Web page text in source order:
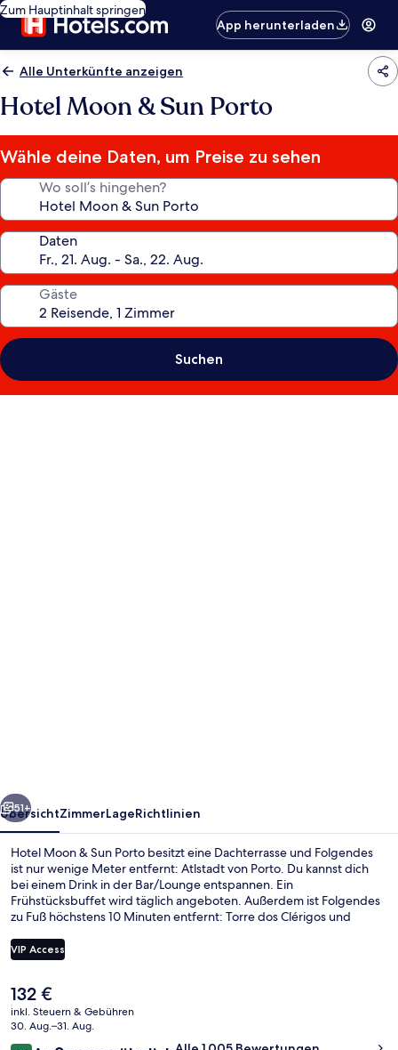
Zum Hauptinhalt springen
App herunterladen
Alle Unterkünfte anzeigen
Hotel Moon & Sun Porto
Wähle deine Daten, um Preise zu sehen
Wo soll’s hingehen?
Daten
Gäste
Suchen
Weiter
51+
ÜbersichtZimmerLageRichtlinien
Hotel Moon & Sun Porto besitzt eine Dachterrasse und Folgendes
ist nur wenige Meter entfernt: Atlstadt von Porto. Du kannst dich
bei einem Drink in der Bar/Lounge entspannen. Ein
Frühstücksbuffet wird täglich angeboten. Außerdem ist Folgendes
zu Fuß höchstens 10 Minuten entfernt: Torre dos Clérigos und
Personal und der allgemeine Zustand sehr gut. Die Unterkunft ist
nur einen kurzen Fußmarsch von den öffentlichen Verkehrsmitteln
Gomes Fernandes) bzw. 3 Minuten (Station Carmo).
VIP Access
Der
aktuelle
Preis
132 €
inkl. Steuern & Gebühren
30. Aug.–31. Aug.